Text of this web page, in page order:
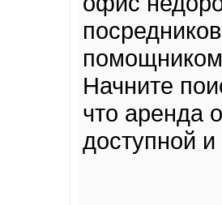
Начните
что аренда
доступной